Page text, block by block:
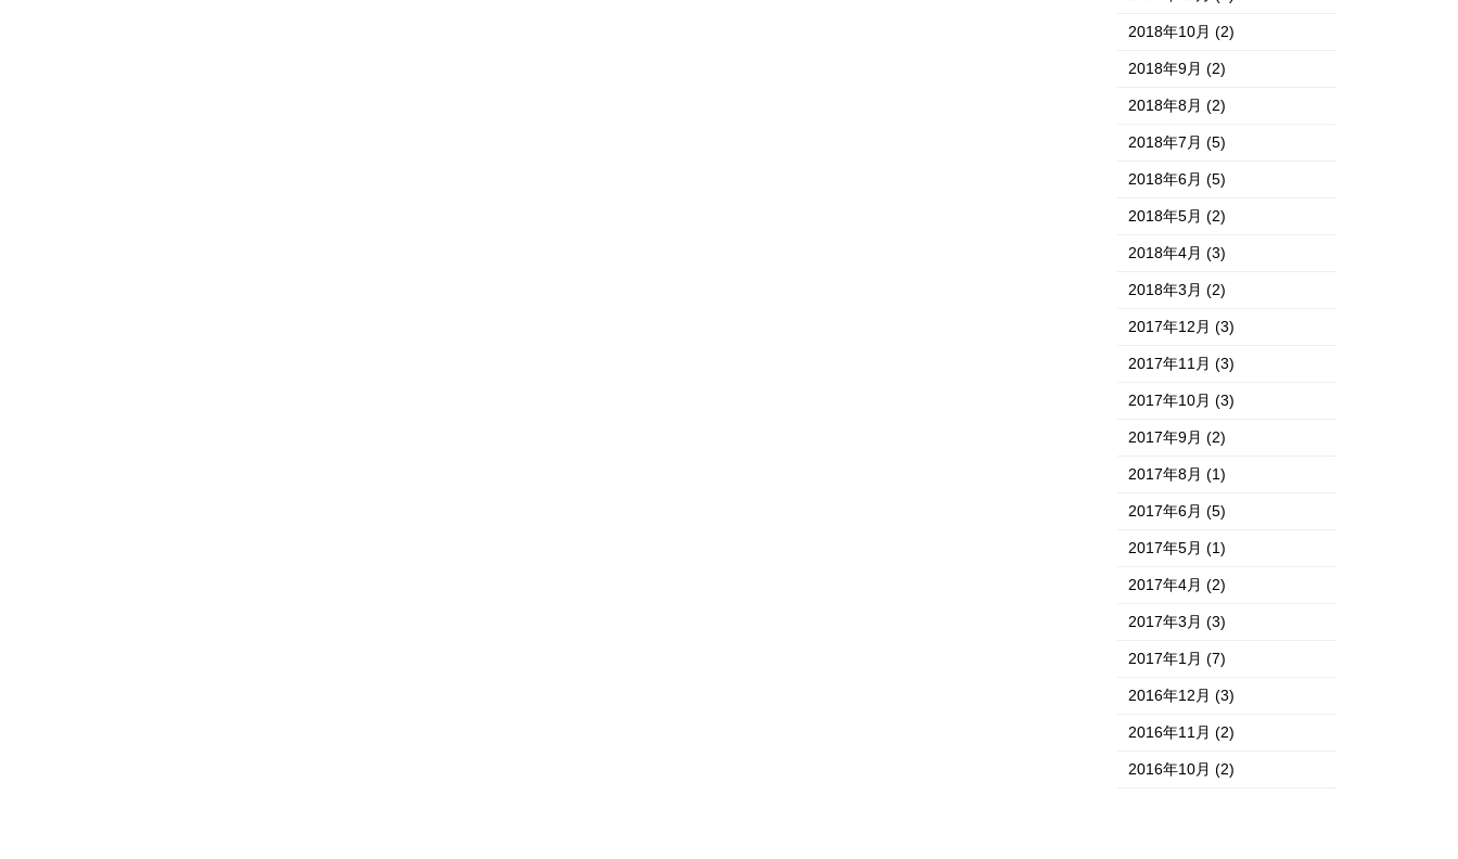
2018年10月(2)
2018年9月(2)
2018年8月(2)
2018年7月(5)
2018年6月(5)
2018年5月(2)
2018年4月(3)
2018年3月(2)
2017年12月(3)
2017年11月(3)
2017年10月(3)
2017年9月(2)
2017年8月(1)
2017年6月(5)
2017年5月(1)
2017年4月(2)
2017年3月(3)
2017年1月(7)
2016年12月(3)
2016年11月(2)
2016年10月(2)